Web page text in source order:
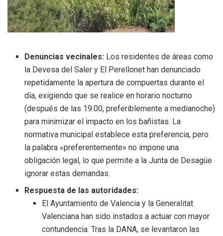
Denuncias vecinales: Los residentes de áreas como
la Devesa del Saler y El Perellonet han denunciado
repetidamente la apertura de compuertas durante el
día, exigiendo que se realice en horario nocturno
(después de las 19:00, preferiblemente a medianoche)
para minimizar el impacto en los bañistas. La
normativa municipal establece esta preferencia, pero
la palabra «preferentemente» no impone una
obligación legal, lo que permite a la Junta de Desagüe
ignorar estas demandas.
Respuesta de las autoridades:
El Ayuntamiento de Valencia y la Generalitat
Valenciana han sido instados a actuar con mayor
contundencia. Tras la DANA, se levantaron las